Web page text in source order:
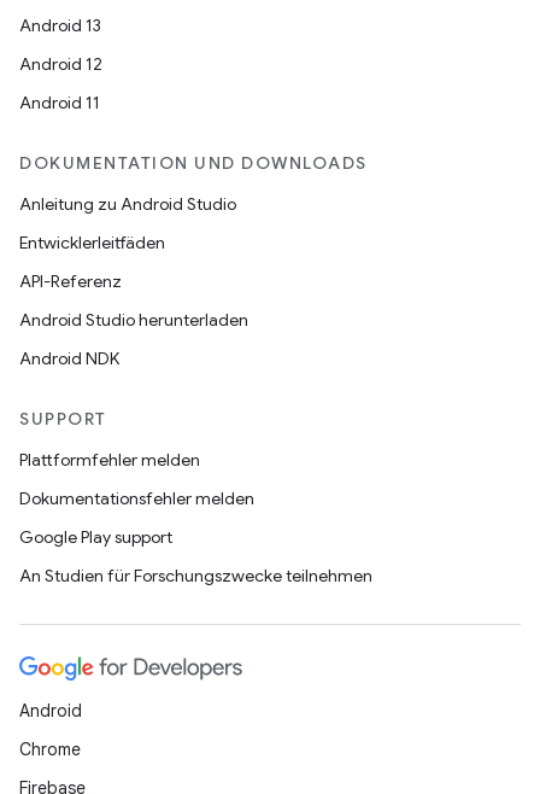
Android 13
Android 12
Android 11
DOKUMENTATION UND DOWNLOADS
Anleitung zu Android Studio
Entwicklerleitfäden
API-Referenz
Android Studio herunterladen
Android NDK
SUPPORT
Plattformfehler melden
Dokumentationsfehler melden
Google Play support
An Studien für Forschungszwecke teilnehmen
Android
Chrome
Firebase